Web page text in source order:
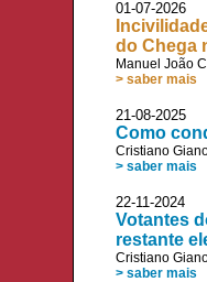
01-07-2026
do Chega
Manuel João
> saber mais
21-08-
Como
Cristiano
> saber mais
22-11-2024
Votantes
restante
Cristiano
> saber mais